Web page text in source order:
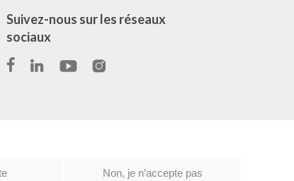
Non, je n’accepte pas
Suivez-nous sur les réseaux
sociaux